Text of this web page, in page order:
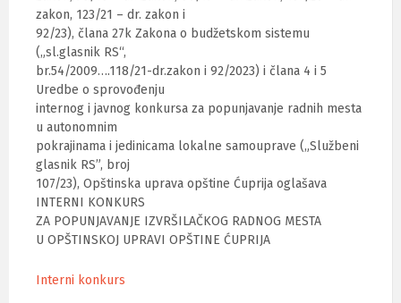
zakon, 123/21 – dr. zakon i
92/23), člana 27k Zakona o budžetskom sistemu
(„sl.glasnik RS“,
br.54/2009….118/21-dr.zakon i 92/2023) i člana 4 i 5
Uredbe o sprovođenju
internog i javnog konkursa za popunjavanje radnih mesta
u autonomnim
pokrajinama i jedinicama lokalne samouprave („Službeni
glasnik RS”, broj
107/23), Opštinska uprava opštine Ćuprija oglašava
INTERNI KONKURS
ZA POPUNJAVANJE IZVRŠILAČKOG RADNOG MESTA
U OPŠTINSKOJ UPRAVI OPŠTINE ĆUPRIJA
Interni konkurs